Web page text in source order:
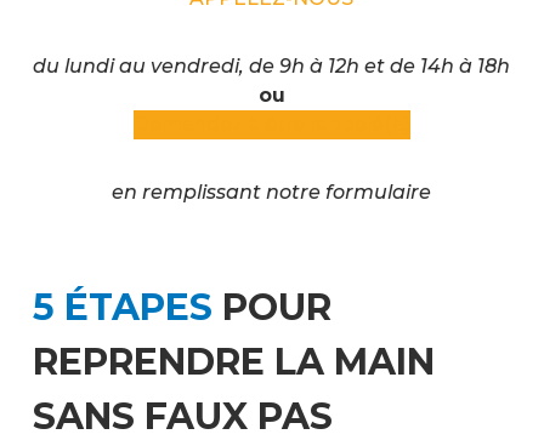
du lundi au vendredi, de 9h à 12h et de 14h à 18h
ou
en remplissant notre formulaire
5 ÉTAPES POUR
REPRENDRE LA MAIN
SANS FAUX PAS